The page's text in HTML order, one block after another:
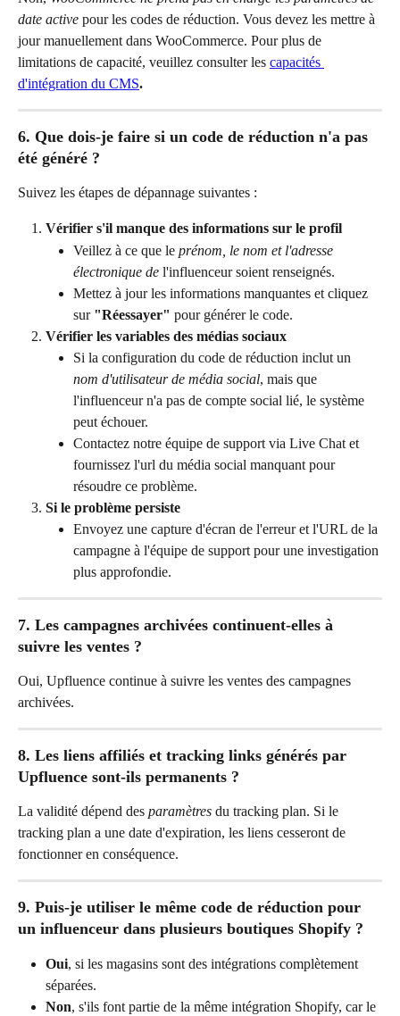
date active pour les codes de réduction. Vous devez les mettre à
jour manuellement dans WooCommerce. Pour plus de
limitations de capacité, veuillez consulter les capacités
d'intégration du CMS.
6. Que dois-je faire si un code de réduction n'a pas
été généré ?
Suivez les étapes de dépannage suivantes :
Vérifier s'il manque des informations sur le profil
Veillez à ce que le prénom, le nom et l'adresse
électronique de l'influenceur soient renseignés.
Mettez à jour les informations manquantes et cliquez
sur "Réessayer" pour générer le code.
Vérifier les variables des médias sociaux
Si la configuration du code de réduction inclut un
nom d'utilisateur de média social, mais que
l'influenceur n'a pas de compte social lié, le système
peut échouer.
Contactez notre équipe de support via Live Chat et
fournissez l'url du média social manquant pour
résoudre ce problème.
Si le problème persiste
Envoyez une capture d'écran de l'erreur et l'URL de la
campagne à l'équipe de support pour une investigation
plus approfondie.
7. Les campagnes archivées continuent-elles à
suivre les ventes ?
Oui, Upfluence continue à suivre les ventes des campagnes
archivées.
8. Les liens affiliés et tracking links générés par
Upfluence sont-ils permanents ?
La validité dépend des paramètres du tracking plan. Si le
tracking plan a une date d'expiration, les liens cesseront de
fonctionner en conséquence.
9. Puis-je utiliser le même code de réduction pour
un influenceur dans plusieurs boutiques Shopify ?
Oui, si les magasins sont des intégrations complètement
séparées.
Non, s'ils font partie de la même intégration Shopify, car le